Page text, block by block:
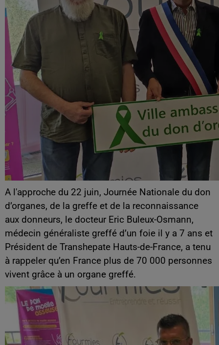
A l'approche du 22 juin, Journée Nationale du don
d’organes, de la greffe et de la reconnaissance
aux donneurs, le docteur Eric Buleux-Osmann,
médecin généraliste greffé d’un foie il y a 7 ans et
Président de Transhepate Hauts-de-France, a tenu
à rappeler qu’en France plus de 70 000 personnes
vivent grâce à un organe greffé.